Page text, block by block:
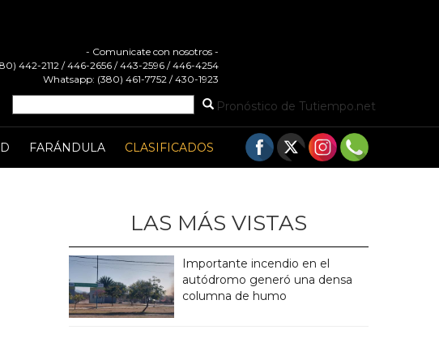
- Comunicate con nosotros -
442-2112 / 446-2656 / 443-2596 / 446-4254
Whatsapp: (380) 461-7752 / 430-1923
Pronóstico de Tutiempo.net
FARÁNDULA CLASIFICADOS
LAS MÁS VISTAS
Importante incendio en el
autódromo generó una densa
columna de humo